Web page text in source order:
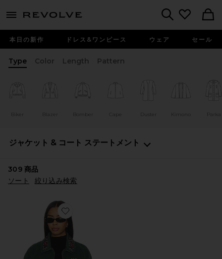
menu - shows more content
本日の新作 ドレス&ワンピース ウェア セール
Type Color Length Pattern
Biker Blazer Bomber Cape Duster Kimono Parka
ジャケット & コート ステートメント
309商品
ソート
絞り込み検索
Favorite JOCKEY CLUB シャケット